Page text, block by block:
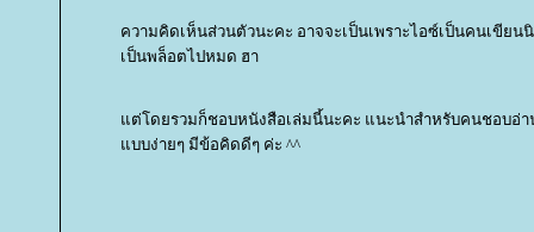
ความคิดเห็นส่วนตัวนะคะ อาจจะเป็นเพราะไอซ์เป็นคนเขียน
เป็นพล็อตไปหมด ฮา
ต่โดยรวมก็ชอบหนังสือเล่มนี้นะคะ แนะนำสำหรับคนชอบอ่
บบง่ายๆ มีข้อคิดดีๆ ค่ะ ^^